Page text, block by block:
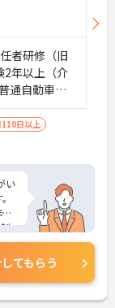
者研修（旧
年以上（介
通自動車運
に就かれて
日以上
い
も
代
興
に
てもらう